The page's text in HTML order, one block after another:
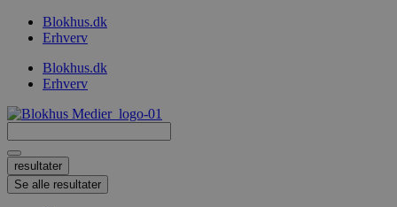
VidereBlokhus.dk
Erhverv
Blokhus.dk
Erhverv
...
resultater
Se alle resultater